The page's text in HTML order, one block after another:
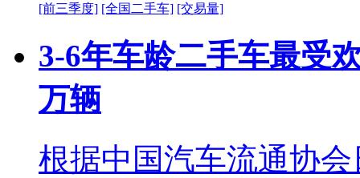
[前三季度] [全国二手车] [交易量]
3-6年车龄二手车最受
万辆
根据中国汽车流通协